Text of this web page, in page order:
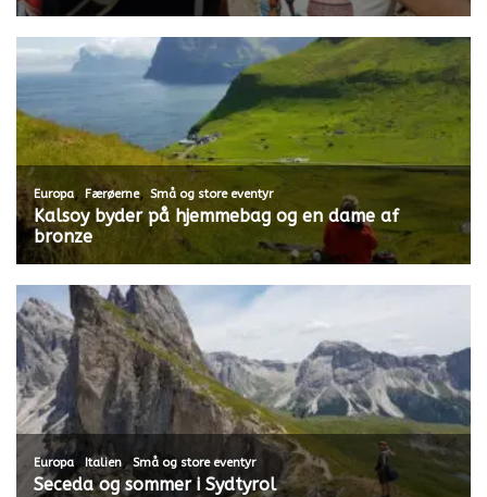
Europa, Færøerne, Små og store eventyr
Kalsoy byder på hjemmebag og en dame af
bronze
Europa, Italien,Små og store eventyr
Seceda og sommer i Sydtyrol